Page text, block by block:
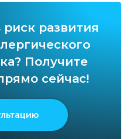
развития
Получите
сейчас!